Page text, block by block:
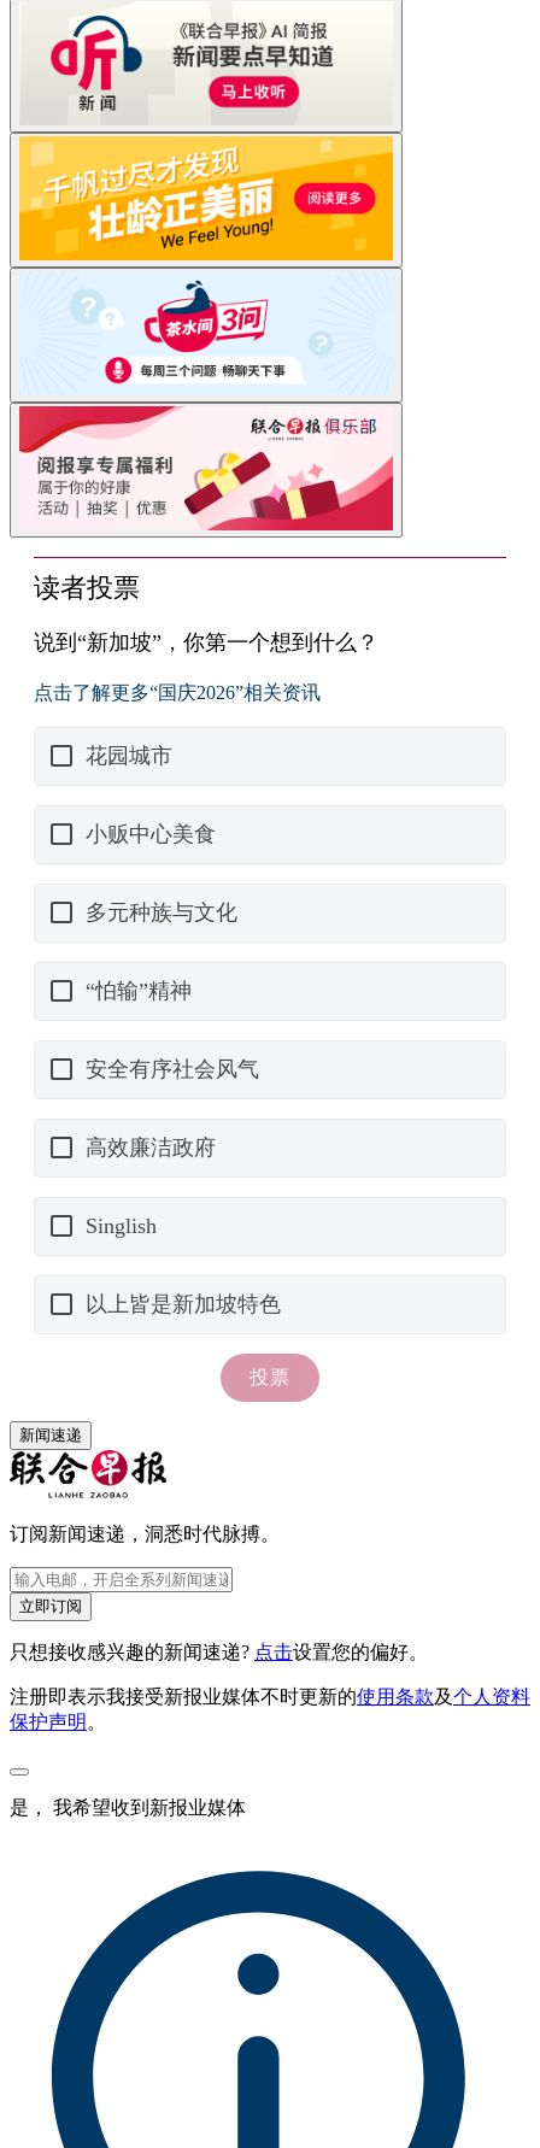
新闻速递
订阅新闻速递，洞悉时代脉搏。
立即订阅
只想接收感兴趣的新闻速递? 点击设置您的偏好。
注册即表示我接受新报业媒体不时更新的使用条款及个人资料
保护声明 。
是， 我希望收到新报业媒体